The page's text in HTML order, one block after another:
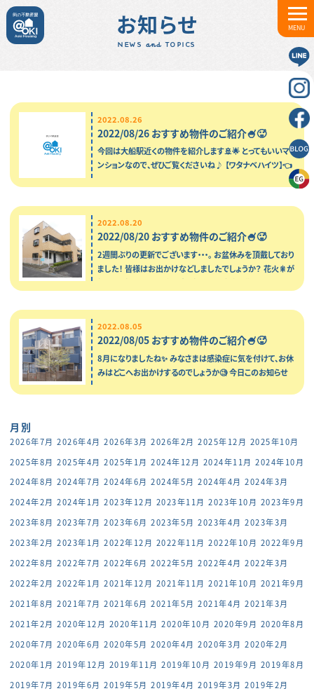
MENU
お知らせ
NEWS and TOPICS
2022.08.26
2022/08/26 おすすめ物件のご紹介🍧🥵
今回は大船駅近くの物件を紹介します🚢🌟 とってもいいマ
ンションなので、ぜひご覧くださいね♪ 【ワタナベハイツ】👈
2022.08.20
2022/08/20 おすすめ物件のご紹介🍧🥵
2週間ぶりの更新でございます・・・。 お盆休みを頂戴しており
ました！ 皆様はお出かけなどしましたでしょうか？ 花火🎇が
打ちあがっていたり、台風🌀がきたりと大変な期間でした…
2022.08.05
2022/08/05 おすすめ物件のご紹介🍧🥵
8月になりましたね✨ みなさまは感染症に気を付けて、お休
みはどこへお出かけするのでしょうか🧐 今日このお知らせ
月別
2026年7月 2026年4月 2026年3月 2026年2月 2025年12月 2025年10月
2025年8月 2025年4月 2025年1月 2024年12月 2024年11月 2024年10月
2024年8月 2024年7月 2024年6月 2024年5月 2024年4月 2024年3月
2024年2月 2024年1月 2023年12月 2023年11月 2023年10月 2023年9月
2023年8月 2023年7月 2023年6月 2023年5月 2023年4月 2023年3月
2023年2月 2023年1月 2022年12月 2022年11月 2022年10月 2022年9月
2022年8月 2022年7月 2022年6月 2022年5月 2022年4月 2022年3月
2022年2月 2022年1月 2021年12月 2021年11月 2021年10月 2021年9月
2021年8月 2021年7月 2021年6月 2021年5月 2021年4月 2021年3月
2021年2月 2020年12月 2020年11月 2020年10月 2020年9月 2020年8月
2020年7月 2020年6月 2020年5月 2020年4月 2020年3月 2020年2月
2020年1月 2019年12月 2019年11月 2019年10月 2019年9月 2019年8月
2019年7月 2019年6月 2019年5月 2019年4月 2019年3月 2019年2月